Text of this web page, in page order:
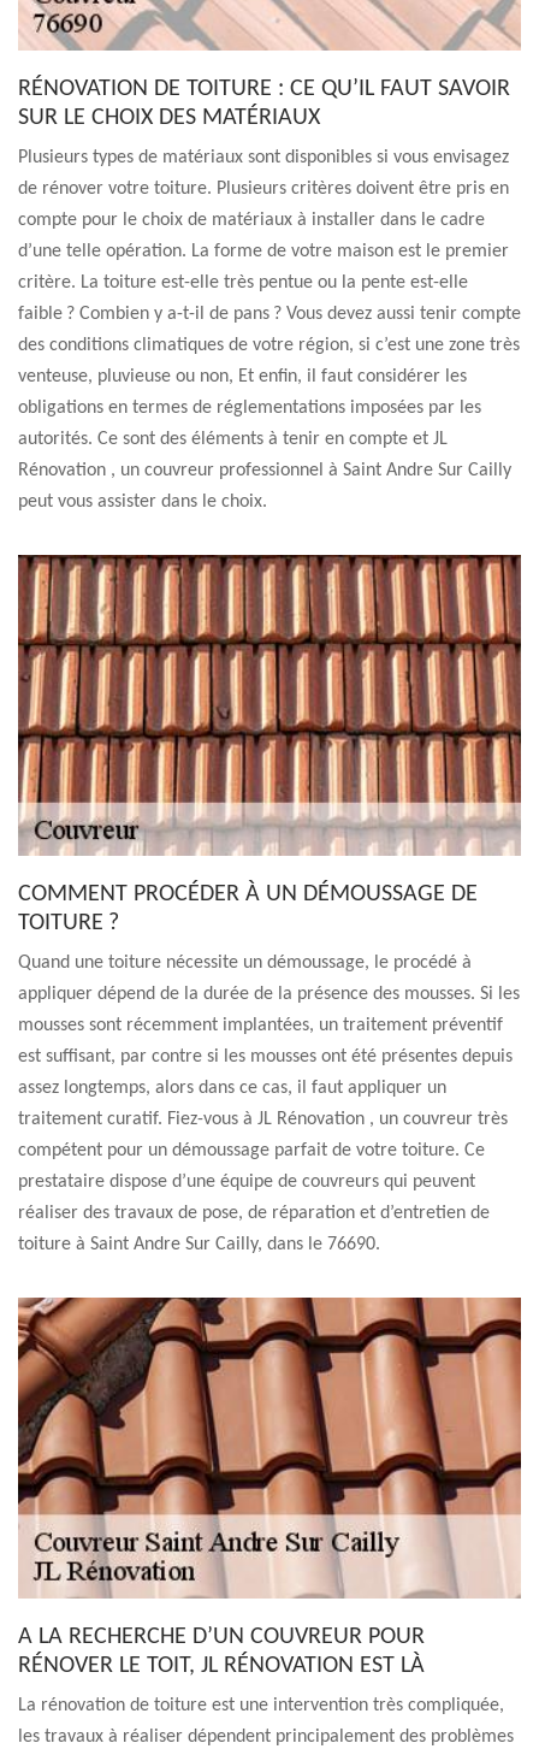
RÉNOVATION DE TOITURE : CE QU’IL FAUT SAVOIR
SUR LE CHOIX DES MATÉRIAUX
Plusieurs types de matériaux sont disponibles si vous envisagez
de rénover votre toiture. Plusieurs critères doivent être pris en
compte pour le choix de matériaux à installer dans le cadre
d’une telle opération. La forme de votre maison est le premier
critère. La toiture est-elle très pentue ou la pente est-elle
faible ? Combien y a-t-il de pans ? Vous devez aussi tenir compte
des conditions climatiques de votre région, si c’est une zone très
venteuse, pluvieuse ou non, Et enfin, il faut considérer les
obligations en termes de réglementations imposées par les
autorités. Ce sont des éléments à tenir en compte et JL
Rénovation , un couvreur professionnel à Saint Andre Sur Cailly
peut vous assister dans le choix.
COMMENT PROCÉDER À UN DÉMOUSSAGE DE
TOITURE ?
Quand une toiture nécessite un démoussage, le procédé à
appliquer dépend de la durée de la présence des mousses. Si les
mousses sont récemment implantées, un traitement préventif
est suffisant, par contre si les mousses ont été présentes depuis
assez longtemps, alors dans ce cas, il faut appliquer un
traitement curatif. Fiez-vous à JL Rénovation , un couvreur très
compétent pour un démoussage parfait de votre toiture. Ce
prestataire dispose d’une équipe de couvreurs qui peuvent
réaliser des travaux de pose, de réparation et d’entretien de
toiture à Saint Andre Sur Cailly, dans le 76690.
A LA RECHERCHE D’UN COUVREUR POUR
RÉNOVER LE TOIT, JL RÉNOVATION EST LÀ
La rénovation de toiture est une intervention très compliquée,
les travaux à réaliser dépendent principalement des problèmes